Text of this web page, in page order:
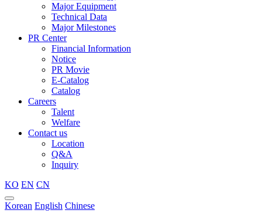
Major Equipment
Technical Data
Major Milestones
PR Center
Financial Information
Notice
PR Movie
E-Catalog
Catalog
Careers
Talent
Welfare
Contact us
Location
Q&A
Inquiry
KO EN CN
Korean English Chinese